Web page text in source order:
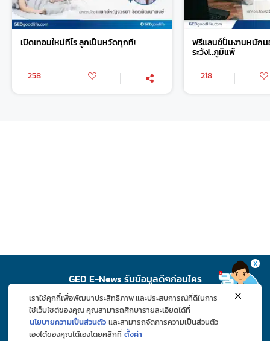
เปิดเทอมใหม่ทีไร ลูกเป็นหวัดทุกที!
258
ฟรีแลนซ์ปั่นงานหนัก
ระวัง!..ภูมิแพ้
218
GED E-News รับข้อมูลดีๆก่อนใคร
X
เราใช้คุกกี้เพื่อพัฒนาประสิทธิภาพ และประสบการณ์ที่ดีในการ
ใช้เว็บไซต์ของคุณ คุณสามารถศึกษารายละเอียดได้ที่
นโยบายความเป็นส่วนตัว และสามารถจัดการความเป็นส่วนตัว
เองได้ของคุณได้เองโดยคลิกที่ ตั้งค่า